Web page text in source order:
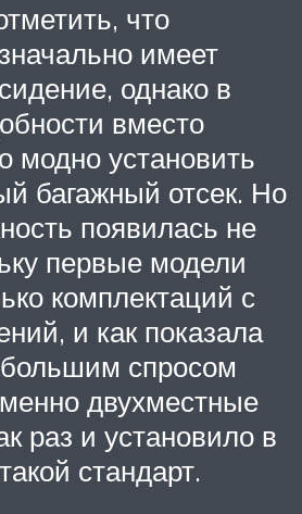
что
имеет
однако в
вместо
модно установить
багажный отсек. Но
появилась не
первые модели
комплектаций с
и как показала
спросом
двухместные
раз и установило в
стандарт.